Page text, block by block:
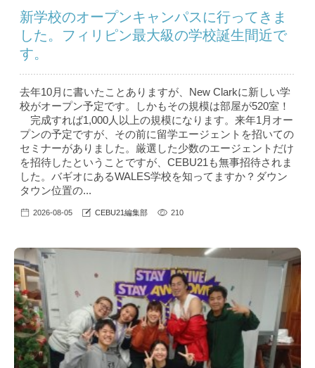
新学校のオープンキャンパスに行ってきま
した。フィリピン最大級の学校誕生間近で
す。
去年10月に書いたことありますが、New Clarkに新しい学
校がオープン予定です。しかもその規模は部屋が520室！
完成すれば1,000人以上の規模になります。来年1月オー
プンの予定ですが、その前に留学エージェントを招いての
セミナーがありました。厳選した少数のエージェントだけ
を招待したということですが、CEBU21も無事招待されま
した。バギオにあるWALES学校を知ってますか？ダウン
タウン位置の...
2026-08-05 CEBU21編集部 210